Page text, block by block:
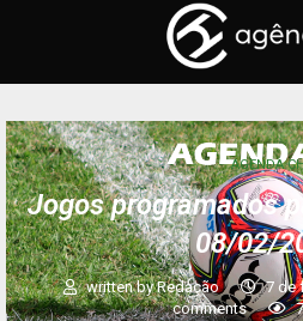
AGENDA
Jogos programados
08/02/
written byRedação 7 de
comments